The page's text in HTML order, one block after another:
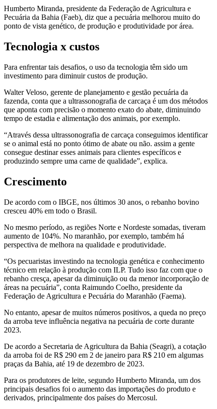
Humberto Miranda, presidente da Federação de Agricultura e
Pecuária da Bahia (Faeb), diz que a pecuária melhorou muito do
ponto de vista genético, de produção e produtividade por área.
Tecnologia x custos
Para enfrentar tais desafios, o uso da tecnologia têm sido um
investimento para diminuir custos de produção.
Walter Veloso, gerente de planejamento e gestão pecuária da
fazenda, conta que a ultrassonografia de carcaça é um dos métodos
que aponta com precisão o momento exato do abate, diminuindo
tempo de estadia e alimentação dos animais, por exemplo.
“Através dessa ultrassonografia de carcaça conseguimos identificar
se o animal está no ponto ótimo de abate ou não. assim a gente
consegue destinar esses animais para clientes específicos e
produzindo sempre uma carne de qualidade”, explica.
Crescimento
De acordo com o IBGE, nos últimos 30 anos, o rebanho bovino
cresceu 40% em todo o Brasil.
No mesmo período, as regiões Norte e Nordeste somadas, tiveram
aumento de 104%. No maranhão, por exemplo, também há
perspectiva de melhora na qualidade e produtividade.
“Os pecuaristas investindo na tecnologia genética e conhecimento
técnico em relação à produção com ILP. Tudo isso faz com que o
rebanho cresça, apesar da diminuição ou da menor incorporação de
áreas na pecuária”, conta Raimundo Coelho, presidente da
Federação de Agricultura e Pecuária do Maranhão (Faema).
No entanto, apesar de muitos números positivos, a queda no preço
da arroba teve influência negativa na pecuária de corte durante
2023.
De acordo a Secretaria de Agricultura da Bahia (Seagri), a cotação
da arroba foi de R$ 290 em 2 de janeiro para R$ 210 em algumas
praças da Bahia, até 19 de dezembro de 2023.
Para os produtores de leite, segundo Humberto Miranda, um dos
principais desafios foi o aumento das importações do produto e
derivados, principalmente dos países do Mercosul.